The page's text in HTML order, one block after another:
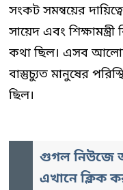
সংকট সমন্বয়ের
সায়েদ এবং
কথা ছিল। এসব
বাস্তুচ্যুত মানুষের
ছিল।
গুগল নিউজে
এখানে ক্লিক